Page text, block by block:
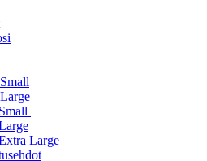
Large